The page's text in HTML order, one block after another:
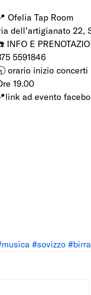
Ofelia Tap Room
dell’artigianato 22,
INFO E
5591846
orario inizio concerti
19.00
ad evento
#sovizzo